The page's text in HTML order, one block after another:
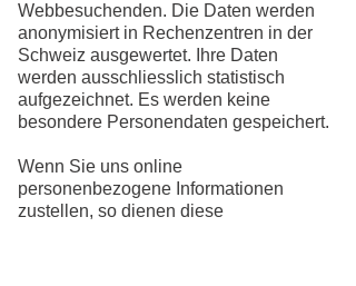
Webbesuchenden. Die Daten werden
anonymisiert in Rechenzentren in der
Schweiz ausgewertet. Ihre Daten
werden ausschliesslich statistisch
aufgezeichnet. Es werden keine
besondere Personendaten gespeichert.
Wenn Sie uns online
personenbezogene Informationen
zustellen, so dienen diese